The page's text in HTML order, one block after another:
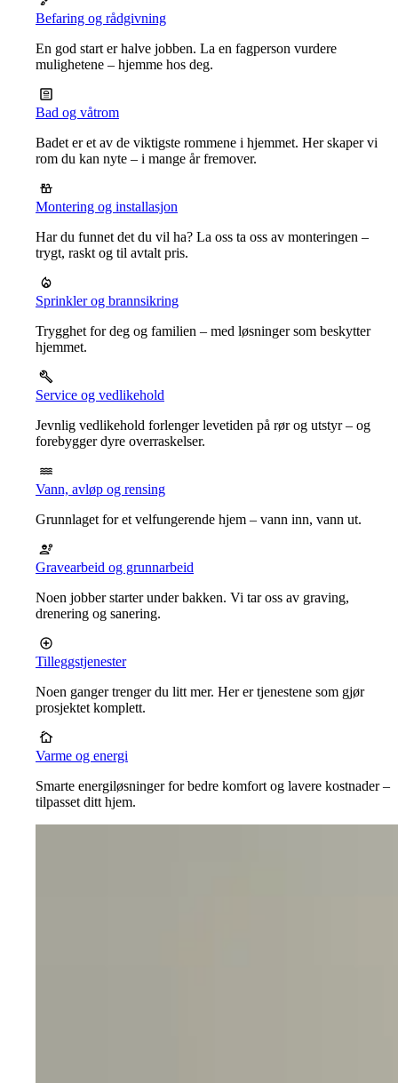
Befaring og rådgivning
En god start er halve jobben. La en fagperson vurdere
mulighetene – hjemme hos deg.
Bad og våtrom
Badet er et av de viktigste rommene i hjemmet. Her skaper vi
rom du kan nyte – i mange år fremover.
Montering og installasjon
Har du funnet det du vil ha? La oss ta oss av monteringen –
trygt, raskt og til avtalt pris.
Sprinkler og brannsikring
Trygghet for deg og familien – med løsninger som beskytter
hjemmet.
Service og vedlikehold
Jevnlig vedlikehold forlenger levetiden på rør og utstyr – og
forebygger dyre overraskelser.
Vann, avløp og rensing
Grunnlaget for et velfungerende hjem – vann inn, vann ut.
Gravearbeid og grunnarbeid
Noen jobber starter under bakken. Vi tar oss av graving,
drenering og sanering.
Tilleggstjenester
Noen ganger trenger du litt mer. Her er tjenestene som gjør
prosjektet komplett.
Varme og energi
Smarte energiløsninger for bedre komfort og lavere kostnader –
tilpasset ditt hjem.